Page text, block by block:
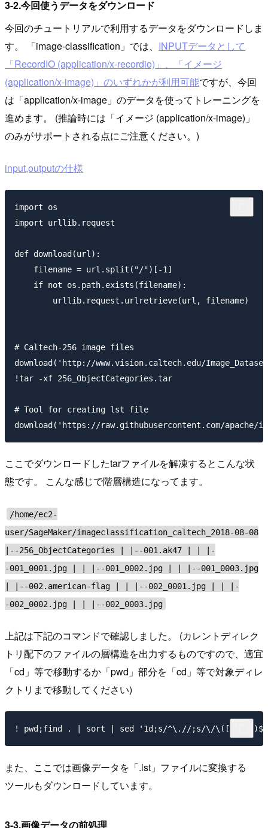
3-2.今回使うデータをダウンロード
今回のチュートリアルで利用するデータをダウンロードしま
す。 「image-classification」では、 INPUTデータとして
「RecordIO (application/x-recordio)」、「イメージ
(application/x-image)」のいずれかが利用可能ですが、今回
は「application/x-image」のデータを使ってトレーニングを
進めます。 (推論時には「イメージ (application/x-image)」
のみがサポートされる点にご注意ください。)
input,outputの仕様
import os
import urllib.request
def download(url):
    filename = url.split("/")[-1]
    if not os.path.exists(filename):
        urllib.request.urlretrieve(url, filename)
# Caltech-256 image files
download('http://www.vision.caltech.edu/
!tar -xf 256_ObjectCategories.tar
# Tool for creating lst file
ここでダウンロードしたtarファイルを解凍するとこんな状
態です。 こんな感じで階層構造になってます。
/home/ec2-
user/SageMaker/imageclassification_caltech_2018-08-08
|--256_ObjectCategories | |--001.ak47 | | |-
-001_0001.jpg | | |--001_0002.jpg | | |--001_0003.jpg
| |--002.american-flag | | |--002_0001.jpg | | |-
-002_0002.jpg | | |--002_0003.jpg
上記は下記のコマンドで確認しました。 (カレントディレク
トリ配下のファイルの層構造を出力するものですので、適宜
「cd」等で移動するか「pwd」部分を「cd」等で対象ディレ
クトリまで移動してください)
また、ここでは画像データを「.lst」ファイルに変換する
ツールもダウンロードしています。
3-3.画像データの前処理